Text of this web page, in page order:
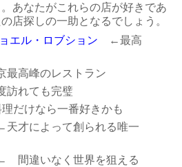
あなたがこれらの店が好きであ
店探しの一助となるでしょう。
エル・ロブション ←最高
高峰のレストラン
れても完璧
けなら一番好きかも
才によって創られる唯一
違いなく世界を狙える